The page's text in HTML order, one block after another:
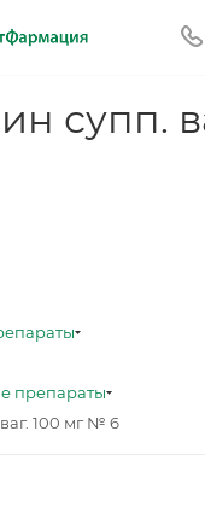
супп.
препараты
100 мг № 6